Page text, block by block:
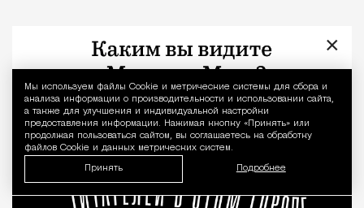
Уведомление
Мы используем файлы Сookie и метрические системы для сбора и
анализа информации о производительности и использовании сайта,
а также для улучшения и индивидуальной настройки
предоставления информации. Нажимая кнопку «Принять» или
продолжая пользоваться сайтом, вы соглашаетесь на обработку
файлов Cookie и данных метрических систем.
Принять Подробнее
×